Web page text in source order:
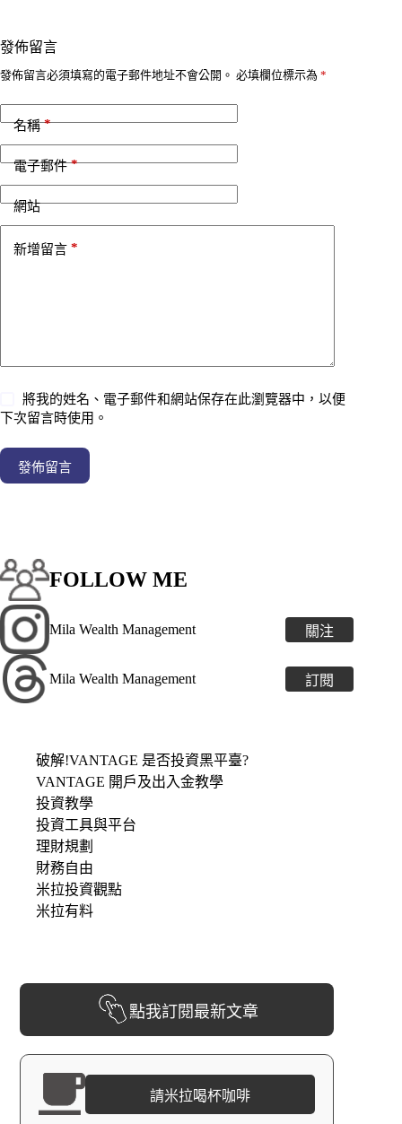
發佈留言
發佈留言必須填寫的電子郵件地址不會公開。 必填欄位標示為 *
名稱*
電子郵件*
網站
新增留言 *
將我的姓名、電子郵件和網站保存在此瀏覽器中，以便
下次留言時使用。
發佈留言
FOLLOW ME
Mila Wealth Management 關注
Mila Wealth Management 訂閱
破解!VANTAGE 是否投資黑平臺?
VANTAGE 開戶及出入金教學
投資教學
投資工具與平台
理財規劃
財務自由
米拉投資觀點
米拉有料
點我訂閱最新文章
請米拉喝杯咖啡